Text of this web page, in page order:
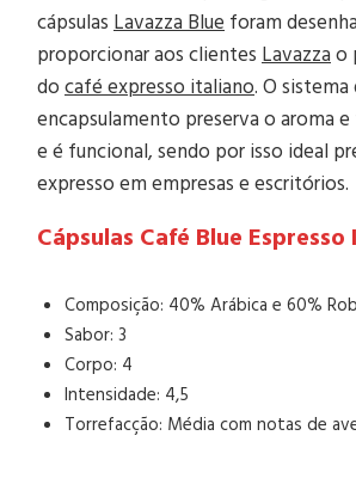
cápsulasLavazza Blueforam
proporcionar aos clientesLavazzao
docafé expresso italiano. O sistema
encapsulamento preserva o aroma
e é funcional, sendo por isso ideal
expresso em empresas e escritórios.
Cápsulas Café Blue
Composição: 40% Arábica e 60%
Sabor: 3
Corpo: 4
Intensidade: 4,5
Torrefacção: Média com notas de